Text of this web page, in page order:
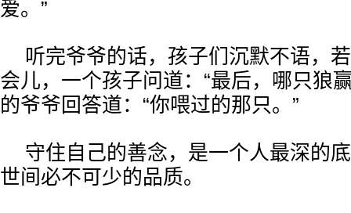
爱。”
听完爷爷的话，孩子们沉默不语，
会儿，一个孩子问道：“最后，哪只狼
的爷爷回答道：“你喂过的那只。”
守住自己的善念，是一个人最深的
世间必不可少的品质。